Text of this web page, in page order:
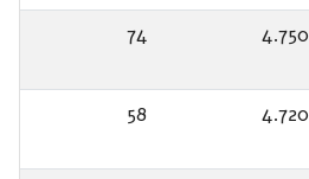
4.750
74
4.720
58